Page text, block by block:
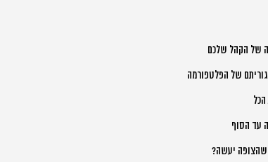
של הקהל שלכם
של הפלטפורמה
עד הסוף
שהצופה יעשה?